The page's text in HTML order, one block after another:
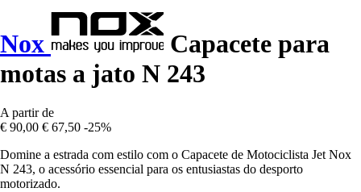
Nox
Capacete para
motas a jato N 243
A partir de
€ 90,00 € 67,50 -25%
Domine a estrada com estilo com o Capacete de Motociclista Jet Nox
N 243, o acessório essencial para os entusiastas do desporto
motorizado.